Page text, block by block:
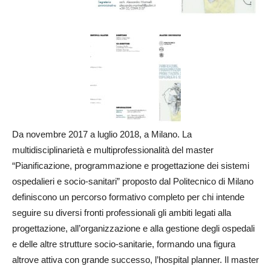
Da novembre 2017 a luglio 2018, a Milano. La
multidisciplinarietà e multiprofessionalità del master
“Pianificazione, programmazione e progettazione dei sistemi
ospedalieri e socio-sanitari” proposto dal Politecnico di Milano
definiscono un percorso formativo completo per chi intende
seguire su diversi fronti professionali gli ambiti legati alla
progettazione, all’organizzazione e alla gestione degli ospedali
e delle altre strutture socio-sanitarie, formando una figura
altrove attiva con grande successo, l’hospital planner. Il master